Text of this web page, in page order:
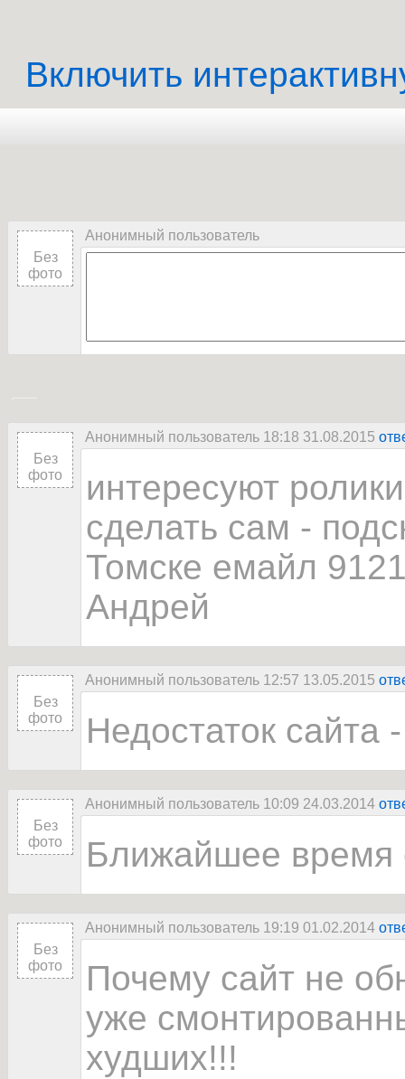
Включить
Без
фото
Анонимный пользователь
Без
фото
Анонимный пользователь 18:18 31.08.2015
интересуют
сделать сам -
Томске емайл
Андрей
Без
фото
Анонимный пользователь 12:57 13.05.2015
Недостаток сайта
Без
фото
Анонимный пользователь 10:09 24.03.2014
Ближайшее время
Без
фото
Анонимный пользователь 19:19 01.02.2014
Почему сайт не
уже
худших!!!